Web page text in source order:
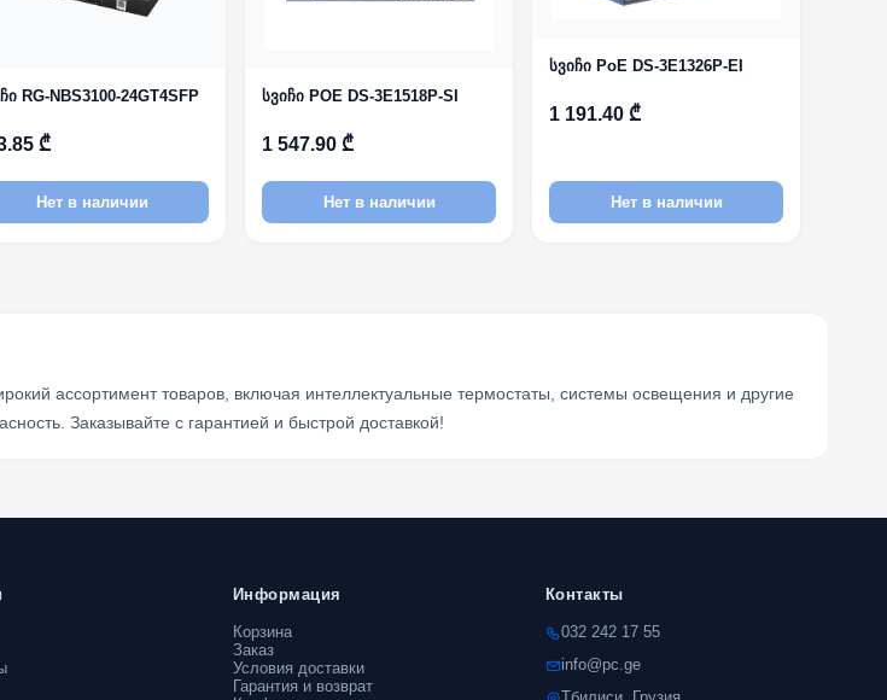
RG-NBS3100-24GT4SFP
₾
Нет в наличии
სვიჩი POE DS-3E1518P-SI
1 547.90 ₾
Нет в наличии
სვიჩი PoE DS-3E1326P-EI
1 191.40 ₾
Нет в наличии
ассортимент товаров, включая интеллектуальные термостаты, системы освещения и другие
Заказывайте с гарантией и быстрой доставкой!
Информация
Корзина
Заказ
Условия доставки
Гарантия и возврат
Контакты
032 242 17 55
info@pc.ge